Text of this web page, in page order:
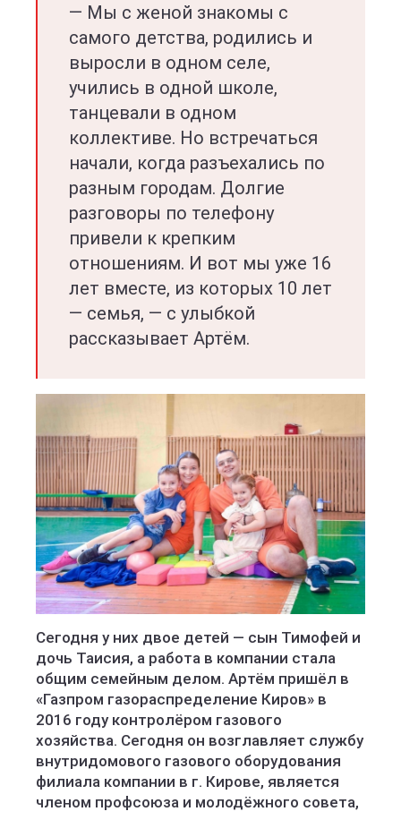
— Мы с женой знакомы с
самого детства, родились и
выросли в одном селе,
учились в одной школе,
танцевали в одном
коллективе. Но встречаться
начали, когда разъехались по
разным городам. Долгие
разговоры по телефону
привели к крепким
отношениям. И вот мы уже 16
лет вместе, из которых 10 лет
— семья, — с улыбкой
рассказывает Артём.
Сегодня у них двое детей — сын Тимофей и
дочь Таисия, а работа в компании стала
общим семейным делом. Артём пришёл в
«Газпром газораспределение Киров» в
2016 году контролёром газового
хозяйства. Сегодня он возглавляет службу
внутридомового газового оборудования
филиала компании в г. Кирове, является
членом профсоюза и молодёжного совета,